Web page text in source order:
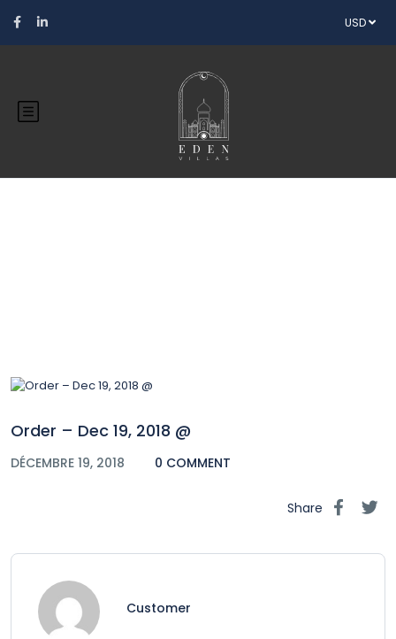
USD
Order – Dec 19, 2018 @
DÉCEMBRE 19, 2018 0 COMMENT
Share
Customer